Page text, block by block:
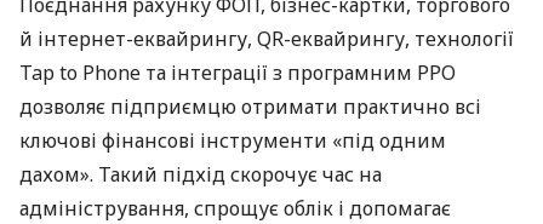
й інтернет-еквайрингу, QR-еквайрингу, технології
Tap to Phone та інтеграції з програмним РРО
дозволяє підприємцю отримати практично всі
ключові фінансові інструменти «під одним
дахом». Такий підхід скорочує час на
адміністрування, спрощує облік і допомагає